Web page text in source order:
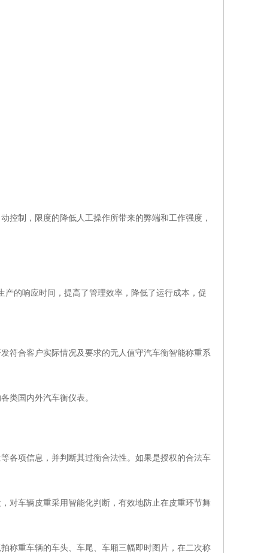
控制，限度的降低人工操作所带来的弊端和工作强度，
的响应时间，提高了管理效率，降低了运行成本，促
符合客户实际情况及要求的无人值守汽车衡智能称重系
类国内外汽车衡仪表。
各项信息，并判断其过衡合法性。如果是授权的合法车
对车辆皮重采用智能化判断，有效地防止在皮重环节舞
称重车辆的车头、车尾、车厢三幅即时图片，在二次称